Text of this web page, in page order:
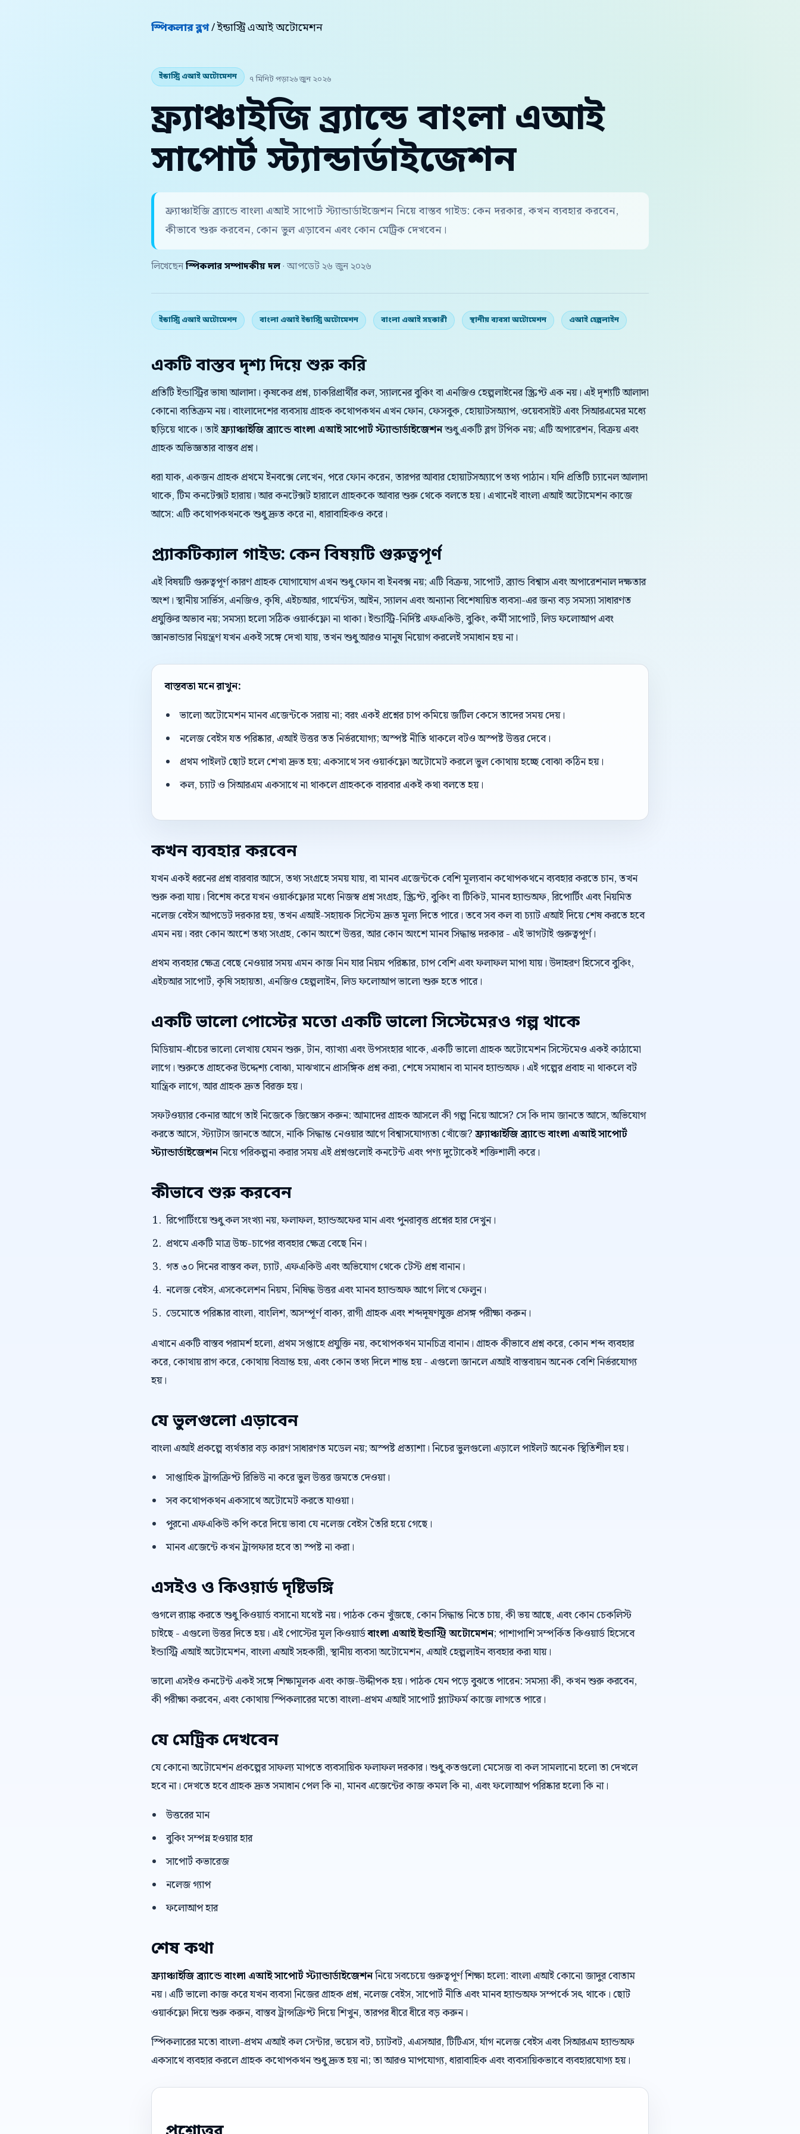
স্পিকলার ব্লগ/ ইন্ডাস্ট্রি এআই অটোমেশন
ইন্ডাস্ট্রি এআই অটোমেশন ৭ মিনিট পড়া২৬ জুন ২০২৬
ফ্র্যাঞ্চাইজি ব্র্যান্ডে বাংলা এআই
সাপোর্ট স্ট্যান্ডার্ডাইজেশন
ফ্র্যাঞ্চাইজি ব্র্যান্ডে বাংলা এআই সাপোর্ট স্ট্যান্ডার্ডাইজেশন নিয়ে বাস্তব গাইড: কেন দরকার, কখন ব্যবহার করবেন,
কীভাবে শুরু করবেন, কোন ভুল এড়াবেন এবং কোন মেট্রিক দেখবেন।
লিখেছেন স্পিকলার সম্পাদকীয় দল · আপডেট ২৬ জুন ২০২৬
ইন্ডাস্ট্রি এআই অটোমেশন বাংলা এআই ইন্ডাস্ট্রি অটোমেশন বাংলা এআই সহকারী স্থানীয় ব্যবসা অটোমেশন এআই হেল্পলাইন
একটি বাস্তব দৃশ্য দিয়ে শুরু করি
প্রতিটি ইন্ডাস্ট্রির ভাষা আলাদা। কৃষকের প্রশ্ন, চাকরিপ্রার্থীর কল, স্যালনের বুকিং বা এনজিও হেল্পলাইনের স্ক্রিপ্ট এক নয়। এই দৃশ্যটি আলাদা
কোনো ব্যতিক্রম নয়। বাংলাদেশের ব্যবসায় গ্রাহক কথোপকথন এখন ফোন, ফেসবুক, হোয়াটসঅ্যাপ, ওয়েবসাইট এবং সিআরএমের মধ্যে
ছড়িয়ে থাকে। তাইফ্র্যাঞ্চাইজি ব্র্যান্ডে বাংলা এআই সাপোর্ট স্ট্যান্ডার্ডাইজেশনশুধু একটি ব্লগ টপিক নয়; এটি অপারেশন, বিক্রয় এবং
গ্রাহক অভিজ্ঞতার বাস্তব প্রশ্ন।
ধরা যাক, একজন গ্রাহক প্রথমে ইনবক্সে লেখেন, পরে ফোন করেন, তারপর আবার হোয়াটসঅ্যাপে তথ্য পাঠান। যদি প্রতিটি চ্যানেল আলাদা
থাকে, টিম কনটেক্সট হারায়। আর কনটেক্সট হারালে গ্রাহককে আবার শুরু থেকে বলতে হয়। এখানেই বাংলা এআই অটোমেশন কাজে
আসে: এটি কথোপকথনকে শুধু দ্রুত করে না, ধারাবাহিকও করে।
প্র্যাকটিক্যাল গাইড: কেন বিষয়টি গুরুত্বপূর্ণ
এই বিষয়টি গুরুত্বপূর্ণ কারণ গ্রাহক যোগাযোগ এখন শুধু ফোন বা ইনবক্স নয়; এটি বিক্রয়, সাপোর্ট, ব্র্যান্ড বিশ্বাস এবং অপারেশনাল দক্ষতার
অংশ। স্থানীয় সার্ভিস, এনজিও, কৃষি, এইচআর, গার্মেন্টস, আইন, স্যালন এবং অন্যান্য বিশেষায়িত ব্যবসা-এর জন্য বড় সমস্যা সাধারণত
প্রযুক্তির অভাব নয়; সমস্যা হলো সঠিক ওয়ার্কফ্লো না থাকা। ইন্ডাস্ট্রি-নির্দিষ্ট এফএকিউ, বুকিং, কর্মী সাপোর্ট, লিড ফলোআপ এবং
জ্ঞানভান্ডার নিয়ন্ত্রণ যখন একই সঙ্গে দেখা যায়, তখন শুধু আরও মানুষ নিয়োগ করলেই সমাধান হয় না।
বাস্তবতা মনে রাখুন:
ভালো অটোমেশন মানব এজেন্টকে সরায় না; বরং একই প্রশ্নের চাপ কমিয়ে জটিল কেসে তাদের সময় দেয়।
নলেজ বেইস যত পরিষ্কার, এআই উত্তর তত নির্ভরযোগ্য; অস্পষ্ট নীতি থাকলে বটও অস্পষ্ট উত্তর দেবে।
প্রথম পাইলট ছোট হলে শেখা দ্রুত হয়; একসাথে সব ওয়ার্কফ্লো অটোমেট করলে ভুল কোথায় হচ্ছে বোঝা কঠিন হয়।
কল, চ্যাট ও সিআরএম একসাথে না থাকলে গ্রাহককে বারবার একই কথা বলতে হয়।
কখন ব্যবহার করবেন
যখন একই ধরনের প্রশ্ন বারবার আসে, তথ্য সংগ্রহে সময় যায়, বা মানব এজেন্টকে বেশি মূল্যবান কথোপকথনে ব্যবহার করতে চান, তখন
শুরু করা যায়। বিশেষ করে যখন ওয়ার্কফ্লোর মধ্যে নিজস্ব প্রশ্ন সংগ্রহ, স্ক্রিপ্ট, বুকিং বা টিকিট, মানব হ্যান্ডঅফ, রিপোর্টিং এবং নিয়মিত
নলেজ বেইস আপডেট দরকার হয়, তখন এআই-সহায়ক সিস্টেম দ্রুত মূল্য দিতে পারে। তবে সব কল বা চ্যাট এআই দিয়ে শেষ করতে হবে
এমন নয়। বরং কোন অংশে তথ্য সংগ্রহ, কোন অংশে উত্তর, আর কোন অংশে মানব সিদ্ধান্ত দরকার - এই ভাগটাই গুরুত্বপূর্ণ।
প্রথম ব্যবহার ক্ষেত্র বেছে নেওয়ার সময় এমন কাজ নিন যার নিয়ম পরিষ্কার, চাপ বেশি এবং ফলাফল মাপা যায়। উদাহরণ হিসেবে বুকিং,
এইচআর সাপোর্ট, কৃষি সহায়তা, এনজিও হেল্পলাইন, লিড ফলোআপ ভালো শুরু হতে পারে।
একটি ভালো পোস্টের মতো একটি ভালো সিস্টেমেরও গল্প থাকে
মিডিয়াম-ধাঁচের ভালো লেখায় যেমন শুরু, টান, ব্যাখ্যা এবং উপসংহার থাকে, একটি ভালো গ্রাহক অটোমেশন সিস্টেমেও একই কাঠামো
লাগে। শুরুতে গ্রাহকের উদ্দেশ্য বোঝা, মাঝখানে প্রাসঙ্গিক প্রশ্ন করা, শেষে সমাধান বা মানব হ্যান্ডঅফ। এই গল্পের প্রবাহ না থাকলে বট
যান্ত্রিক লাগে, আর গ্রাহক দ্রুত বিরক্ত হয়।
সফটওয়্যার কেনার আগে তাই নিজেকে জিজ্ঞেস করুন: আমাদের গ্রাহক আসলে কী গল্প নিয়ে আসে? সে কি দাম জানতে আসে, অভিযোগ
করতে আসে, স্ট্যাটাস জানতে আসে, নাকি সিদ্ধান্ত নেওয়ার আগে বিশ্বাসযোগ্যতা খোঁজে?ফ্র্যাঞ্চাইজি ব্র্যান্ডে বাংলা এআই সাপোর্ট
স্ট্যান্ডার্ডাইজেশননিয়ে পরিকল্পনা করার সময় এই প্রশ্নগুলোই কনটেন্ট এবং পণ্য দুটোকেই শক্তিশালী করে।
কীভাবে শুরু করবেন
রিপোর্টিংয়ে শুধু কল সংখ্যা নয়, ফলাফল, হ্যান্ডঅফের মান এবং পুনরাবৃত্ত প্রশ্নের হার দেখুন।
প্রথমে একটি মাত্র উচ্চ-চাপের ব্যবহার ক্ষেত্র বেছে নিন।
গত ৩০ দিনের বাস্তব কল, চ্যাট, এফএকিউ এবং অভিযোগ থেকে টেস্ট প্রশ্ন বানান।
নলেজ বেইস, এসকেলেশন নিয়ম, নিষিদ্ধ উত্তর এবং মানব হ্যান্ডঅফ আগে লিখে ফেলুন।
ডেমোতে পরিষ্কার বাংলা, বাংলিশ, অসম্পূর্ণ বাক্য, রাগী গ্রাহক এবং শব্দদূষণযুক্ত প্রসঙ্গ পরীক্ষা করুন।
এখানে একটি বাস্তব পরামর্শ হলো, প্রথম সপ্তাহে প্রযুক্তি নয়, কথোপকথন মানচিত্র বানান। গ্রাহক কীভাবে প্রশ্ন করে, কোন শব্দ ব্যবহার
করে, কোথায় রাগ করে, কোথায় বিভ্রান্ত হয়, এবং কোন তথ্য দিলে শান্ত হয় - এগুলো জানলে এআই বাস্তবায়ন অনেক বেশি নির্ভরযোগ্য
হয়।
যে ভুলগুলো এড়াবেন
বাংলা এআই প্রকল্পে ব্যর্থতার বড় কারণ সাধারণত মডেল নয়; অস্পষ্ট প্রত্যাশা। নিচের ভুলগুলো এড়ালে পাইলট অনেক স্থিতিশীল হয়।
সাপ্তাহিক ট্রান্সক্রিপ্ট রিভিউ না করে ভুল উত্তর জমতে দেওয়া।
সব কথোপকথন একসাথে অটোমেট করতে যাওয়া।
পুরনো এফএকিউ কপি করে দিয়ে ভাবা যে নলেজ বেইস তৈরি হয়ে গেছে।
মানব এজেন্টে কখন ট্রান্সফার হবে তা স্পষ্ট না করা।
এসইও ও কিওয়ার্ড দৃষ্টিভঙ্গি
গুগলে র‍্যাঙ্ক করতে শুধু কিওয়ার্ড বসানো যথেষ্ট নয়। পাঠক কেন খুঁজছে, কোন সিদ্ধান্ত নিতে চায়, কী ভয় আছে, এবং কোন চেকলিস্ট
চাইছে - এগুলো উত্তর দিতে হয়। এই পোস্টের মূল কিওয়ার্ডবাংলা এআই ইন্ডাস্ট্রি অটোমেশন; পাশাপাশি সম্পর্কিত কিওয়ার্ড হিসেবে
ইন্ডাস্ট্রি এআই অটোমেশন, বাংলা এআই সহকারী, স্থানীয় ব্যবসা অটোমেশন, এআই হেল্পলাইন ব্যবহার করা যায়।
ভালো এসইও কনটেন্ট একই সঙ্গে শিক্ষামূলক এবং কাজ-উদ্দীপক হয়। পাঠক যেন পড়ে বুঝতে পারেন: সমস্যা কী, কখন শুরু করবেন,
কী পরীক্ষা করবেন, এবং কোথায় স্পিকলারের মতো বাংলা-প্রথম এআই সাপোর্ট প্ল্যাটফর্ম কাজে লাগতে পারে।
যে মেট্রিক দেখবেন
যে কোনো অটোমেশন প্রকল্পের সাফল্য মাপতে ব্যবসায়িক ফলাফল দরকার। শুধু কতগুলো মেসেজ বা কল সামলানো হলো তা দেখলে
হবে না। দেখতে হবে গ্রাহক দ্রুত সমাধান পেল কি না, মানব এজেন্টের কাজ কমল কি না, এবং ফলোআপ পরিষ্কার হলো কি না।
উত্তরের মান
বুকিং সম্পন্ন হওয়ার হার
সাপোর্ট কভারেজ
নলেজ গ্যাপ
ফলোআপ হার
শেষ কথা
ফ্র্যাঞ্চাইজি ব্র্যান্ডে বাংলা এআই সাপোর্ট স্ট্যান্ডার্ডাইজেশননিয়ে সবচেয়ে গুরুত্বপূর্ণ শিক্ষা হলো: বাংলা এআই কোনো জাদুর বোতাম
নয়। এটি ভালো কাজ করে যখন ব্যবসা নিজের গ্রাহক প্রশ্ন, নলেজ বেইস, সাপোর্ট নীতি এবং মানব হ্যান্ডঅফ সম্পর্কে সৎ থাকে। ছোট
ওয়ার্কফ্লো দিয়ে শুরু করুন, বাস্তব ট্রান্সক্রিপ্ট দিয়ে শিখুন, তারপর ধীরে ধীরে বড় করুন।
স্পিকলারের মতো বাংলা-প্রথম এআই কল সেন্টার, ভয়েস বট, চ্যাটবট, এএসআর, টিটিএস, র্যাগ নলেজ বেইস এবং সিআরএম হ্যান্ডঅফ
একসাথে ব্যবহার করলে গ্রাহক কথোপকথন শুধু দ্রুত হয় না; তা আরও মাপযোগ্য, ধারাবাহিক এবং ব্যবসায়িকভাবে ব্যবহারযোগ্য হয়।